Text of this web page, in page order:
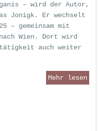
– wird der Autor,
Jonigk. Er wechselt
– gemeinsam mit
Wien. Dort wird
auch weiter
Mehr lesen